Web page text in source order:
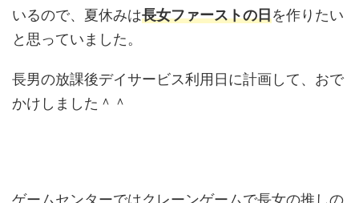
いるので、夏休みは長女ファーストの日を作りたい
と思っていました。
長男の放課後デイサービス利用日に計画して、おで
かけしました＾＾
ゲームセンターではクレーンゲームで長女の推しの